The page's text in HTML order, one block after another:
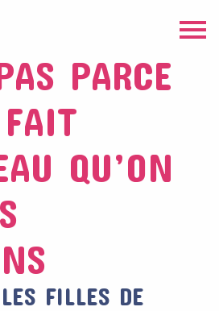
PARCE
QU’ON
FILLES DE